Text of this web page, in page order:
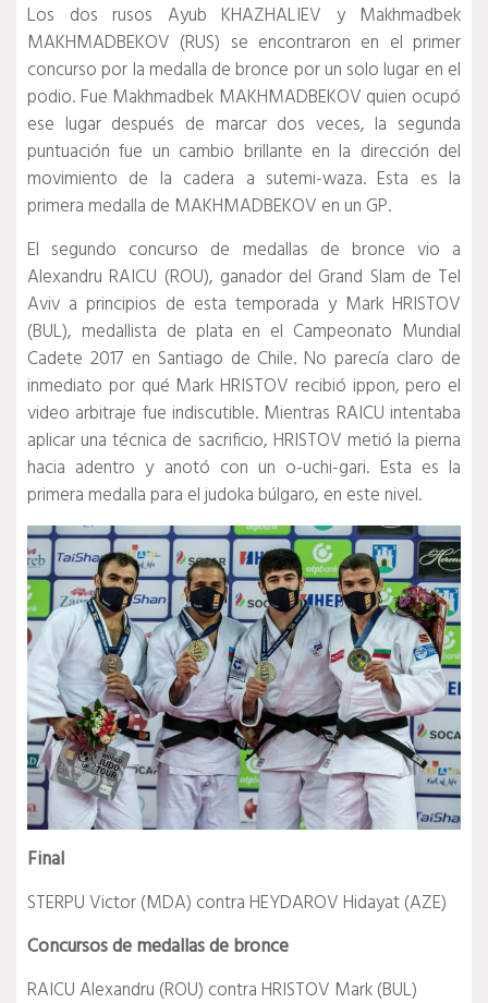
Los dos rusos Ayub KHAZHALIEV y Makhmadbek
MAKHMADBEKOV (RUS) se encontraron en el primer
concurso por la medalla de bronce por un solo lugar en el
podio. Fue Makhmadbek MAKHMADBEKOV quien ocupó
ese lugar después de marcar dos veces, la segunda
puntuación fue un cambio brillante en la dirección del
movimiento de la cadera a sutemi-waza. Esta es la
primera medalla de MAKHMADBEKOV en un GP.
El segundo concurso de medallas de bronce vio a
Alexandru RAICU (ROU), ganador del Grand Slam de Tel
Aviv a principios de esta temporada y Mark HRISTOV
(BUL), medallista de plata en el Campeonato Mundial
Cadete 2017 en Santiago de Chile. No parecía claro de
inmediato por qué Mark HRISTOV recibió ippon, pero el
video arbitraje fue indiscutible. Mientras RAICU intentaba
aplicar una técnica de sacrificio, HRISTOV metió la pierna
hacia adentro y anotó con un o-uchi-gari. Esta es la
primera medalla para el judoka búlgaro, en este nivel.
Final
STERPU Victor (MDA) contra HEYDAROV Hidayat (AZE)
Concursos de medallas de bronce
RAICU Alexandru (ROU) contra HRISTOV Mark (BUL)